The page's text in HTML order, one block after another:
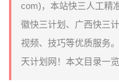
com)，本站快三人工精
徽快三计划、广西快三
视频、技巧等优质服务
天计划网！本文目录一